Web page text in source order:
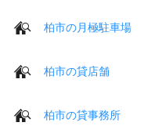
柏市の月極駐車場
柏市の貸店舗
柏市の貸事務所